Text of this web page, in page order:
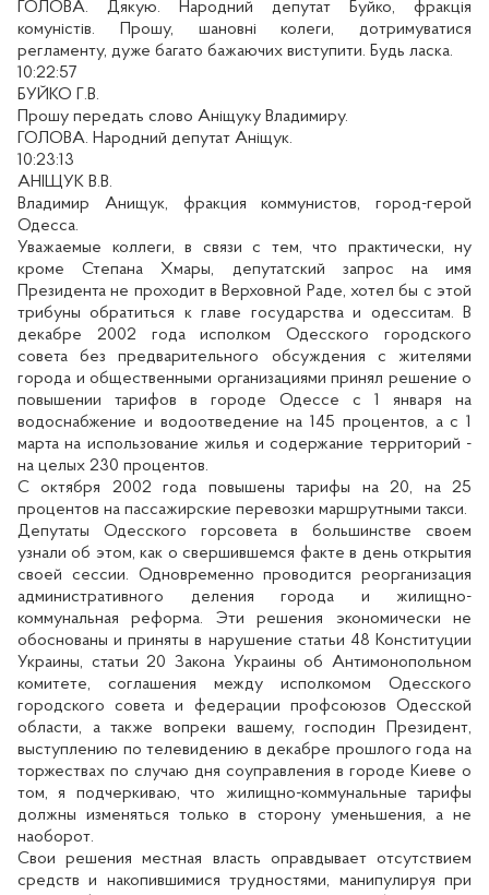
ГОЛОВА. Дякую. Народний депутат Буйко, фракція
комуністів. Прошу, шановні колеги, дотримуватися
регламенту, дуже багато бажаючих виступити. Будь ласка.
10:22:57
БУЙКО Г.В.
Прошу передать слово Аніщуку Владимиру.
ГОЛОВА. Народний депутат Аніщук.
10:23:13
АНІЩУК В.В.
Владимир Анищук, фракция коммунистов, город-герой
Одесса.
Уважаемые коллеги, в связи с тем, что практически, ну
кроме Степана Хмары, депутатский запрос на имя
Президента не проходит в Верховной Раде, хотел бы с этой
трибуны обратиться к главе государства и одесситам. В
декабре 2002 года исполком Одесского городского
совета без предварительного обсуждения с жителями
города и общественными организациями принял решение о
повышении тарифов в городе Одессе с 1 января на
водоснабжение и водоотведение на 145 процентов, а с 1
марта на использование жилья и содержание территорий -
на целых 230 процентов.
С октября 2002 года повышены тарифы на 20, на 25
процентов на пассажирские перевозки маршрутными такси.
Депутаты Одесского горсовета в большинстве своем
узнали об этом, как о свершившемся факте в день открытия
своей сессии. Одновременно проводится реорганизация
административного деления города и жилищно-
коммунальная реформа. Эти решения экономически не
обоснованы и приняты в нарушение статьи 48 Конституции
Украины, статьи 20 Закона Украины об Антимонопольном
комитете, соглашения между исполкомом Одесского
городского совета и федерации профсоюзов Одесской
области, а также вопреки вашему, господин Президент,
выступлению по телевидению в декабре прошлого года на
торжествах по случаю дня соуправления в городе Киеве о
том, я подчеркиваю, что жилищно-коммунальные тарифы
должны изменяться только в сторону уменьшения, а не
наоборот.
Свои решения местная власть оправдывает отсутствием
средств и накопившимися трудностями, манипулируя при